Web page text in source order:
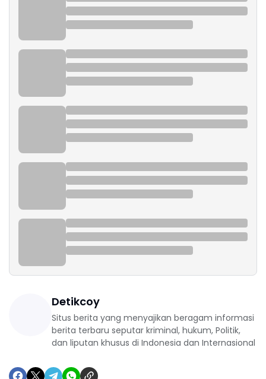
Detikcoy
Situs berita yang menyajikan beragam informasi
berita terbaru seputar kriminal, hukum, Politik,
dan liputan khusus di Indonesia dan Internasional